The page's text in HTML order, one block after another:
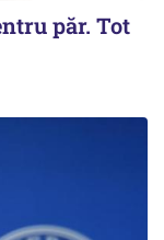
păr. Tot